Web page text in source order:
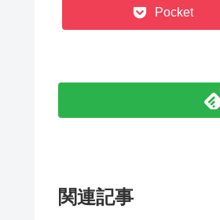
Pocket
関連記事